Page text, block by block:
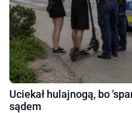
Uciekał hulajnogą, bo
sądem